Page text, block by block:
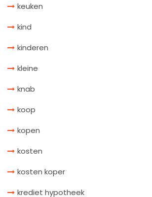
keuken
kind
kinderen
kleine
knab
koop
kopen
kosten
kosten koper
krediet hypotheek